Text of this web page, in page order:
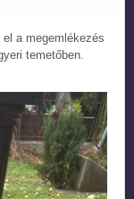
a megemlékezés
temetőben.